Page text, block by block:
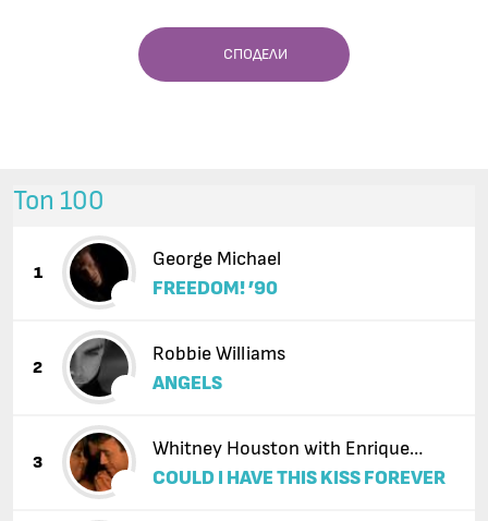
СПОДЕЛИ
Топ 100
1
George Michael
FREEDOM! ’90
2
Robbie Williams
ANGELS
3
Whitney Houston with Enrique
Iglesias
COULD I HAVE THIS KISS FOREVER